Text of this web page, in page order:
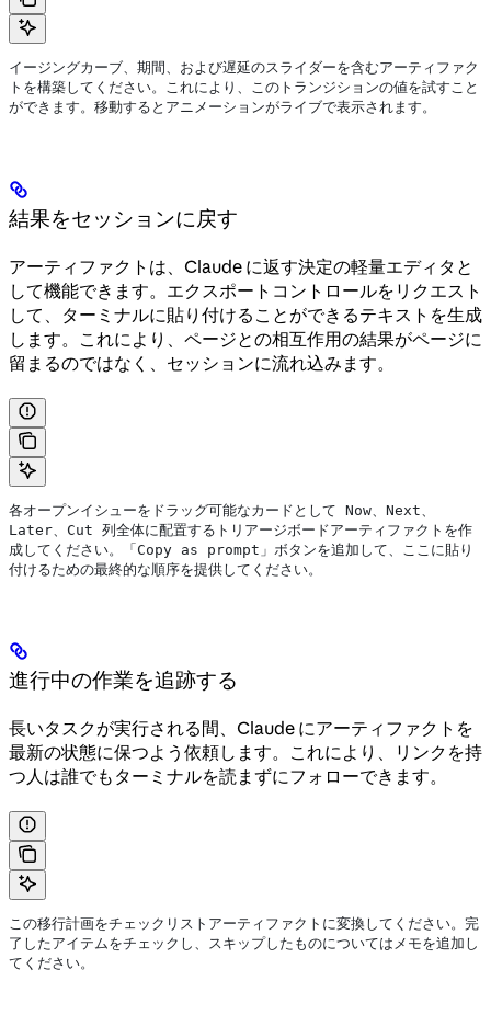
イージングカーブ、期間、および遅延のスライダーを含むアーティファク
トを構築してください。これにより、このトランジションの値を試すこと
ができます。移動するとアニメーションがライブで表示されます。
結果をセッションに戻す
アーティファクトは、Claude に返す決定の軽量エディタと
して機能できます。エクスポートコントロールをリクエスト
して、ターミナルに貼り付けることができるテキストを生成
します。これにより、ページとの相互作用の結果がページに
留まるのではなく、セッションに流れ込みます。
各オープンイシューをドラッグ可能なカードとして Now、Next、
Later、Cut 列全体に配置するトリアージボードアーティファクトを作
成してください。「Copy as prompt」ボタンを追加して、ここに貼り
付けるための最終的な順序を提供してください。
進行中の作業を追跡する
長いタスクが実行される間、Claude にアーティファクトを
最新の状態に保つよう依頼します。これにより、リンクを持
つ人は誰でもターミナルを読まずにフォローできます。
この移行計画をチェックリストアーティファクトに変換してください。完
了したアイテムをチェックし、スキップしたものについてはメモを追加し
てください。